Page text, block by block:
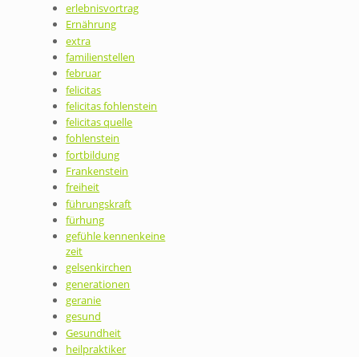
erlebnisvortrag
Ernährung
extra
familienstellen
februar
felicitas
felicitas fohlenstein
felicitas quelle
fohlenstein
fortbildung
Frankenstein
freiheit
führungskraft
fürhung
gefühle kennenkeine
zeit
gelsenkirchen
generationen
geranie
gesund
Gesundheit
heilpraktiker